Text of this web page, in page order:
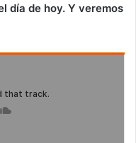
día de hoy. Y veremos